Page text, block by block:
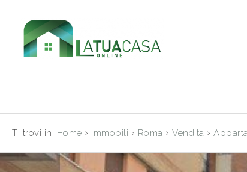
Ti trovi in: Home › Immobili › Roma › Vendita ›
HOME
CHI
IMMOBILI
SERVIZI
Codice
Vendita